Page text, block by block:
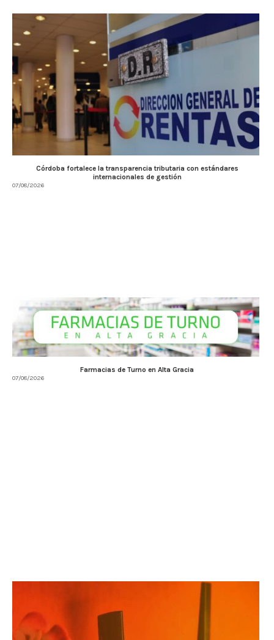
Córdoba fortalece la transparencia tributaria con estándares
internacionales de gestión
07/08/2026
Farmacias de Turno en Alta Gracia
07/08/2026